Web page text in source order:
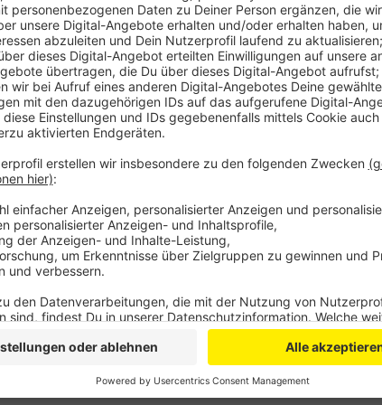
Am Opladener Abendhimmel waren gestern
Feuerwehr hatte den Brand mit rund 50
niemand. Offenbar hatte eine Heizungsanlage
jetzt die Polizei klären. Sie hat das gesamte
beschlagnahmt. Die Bewohner kamen bei
Küppersteg hatten mehrere Anwohner gegen
Schuld daran war ein Gasleck in einer Baugrube
konnten den technischen Defekt schnell beheben.
Anzeige